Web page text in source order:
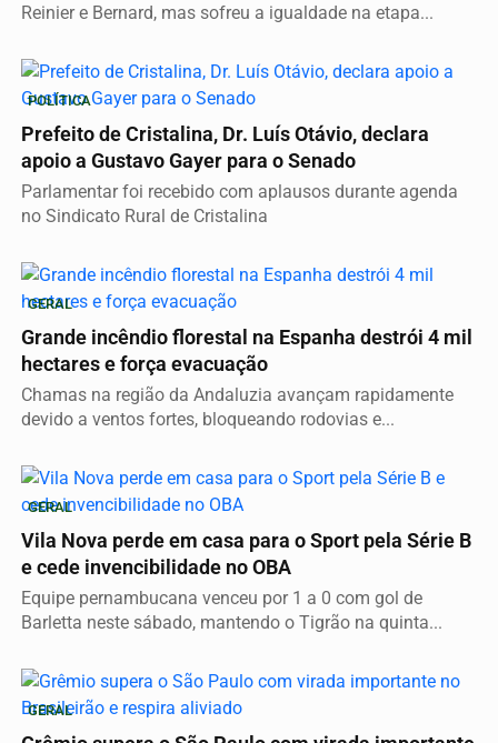
Reinier e Bernard, mas sofreu a igualdade na etapa...
POLÍTICA
Prefeito de Cristalina, Dr. Luís Otávio, declara
apoio a Gustavo Gayer para o Senado
Parlamentar foi recebido com aplausos durante agenda
no Sindicato Rural de Cristalina
GERAL
Grande incêndio florestal na Espanha destrói 4 mil
hectares e força evacuação
Chamas na região da Andaluzia avançam rapidamente
devido a ventos fortes, bloqueando rodovias e...
GERAL
Vila Nova perde em casa para o Sport pela Série B
e cede invencibilidade no OBA
Equipe pernambucana venceu por 1 a 0 com gol de
Barletta neste sábado, mantendo o Tigrão na quinta...
GERAL